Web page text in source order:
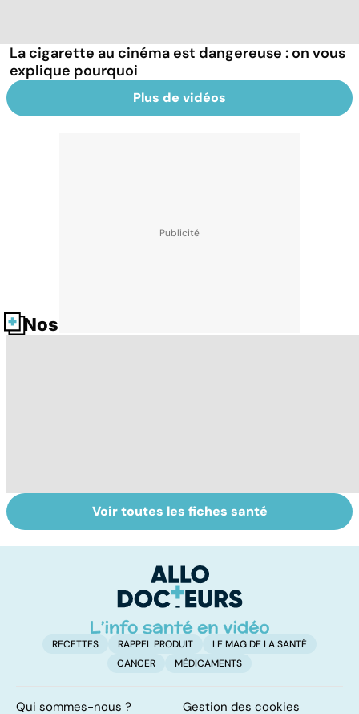
La cigarette au cinéma est dangereuse : on vous
explique pourquoi
Plus de vidéos
Nos fiches santé
Automutilation :
des ados en
Antibiotiques :
lutter contre la
bactéries
Voir toutes les fiches santé
RECETTES RAPPEL PRODUIT
LE MAG DE LA SANTÉ
CANCER
MÉDICAMENTS
Qui sommes-nous ? Gestion des cookies